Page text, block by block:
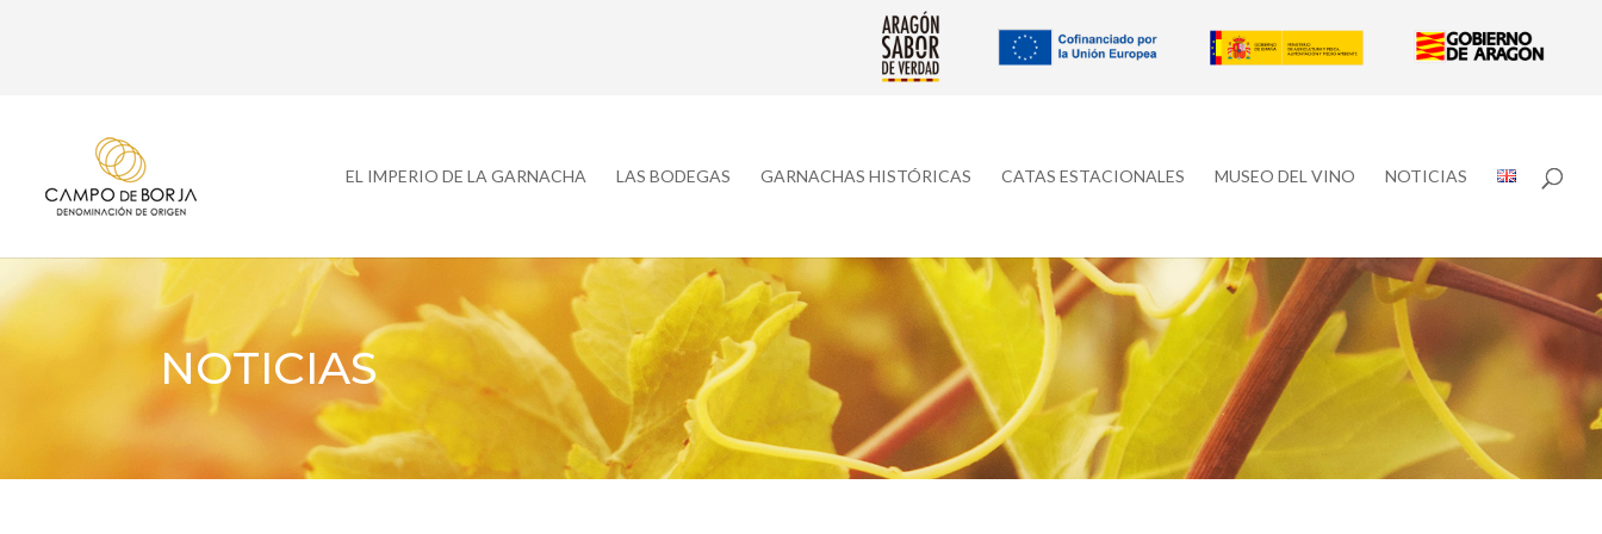
EL IMPERIO DE LA GARNACHA LAS BODEGAS GARNACHAS HISTÓRICAS CATAS ESTACIONALES MUSEO DEL VINO NOTICIAS
NOTICIAS